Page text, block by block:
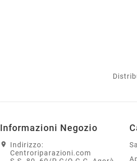
Informazioni Negozio
Indirizzo:
Centroriparazioni.com